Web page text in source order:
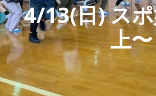
4/13(日) ス
上〜